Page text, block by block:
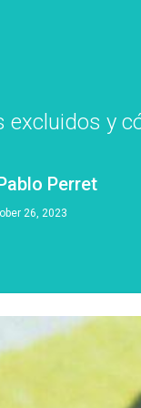
y
Perret
26, 2023